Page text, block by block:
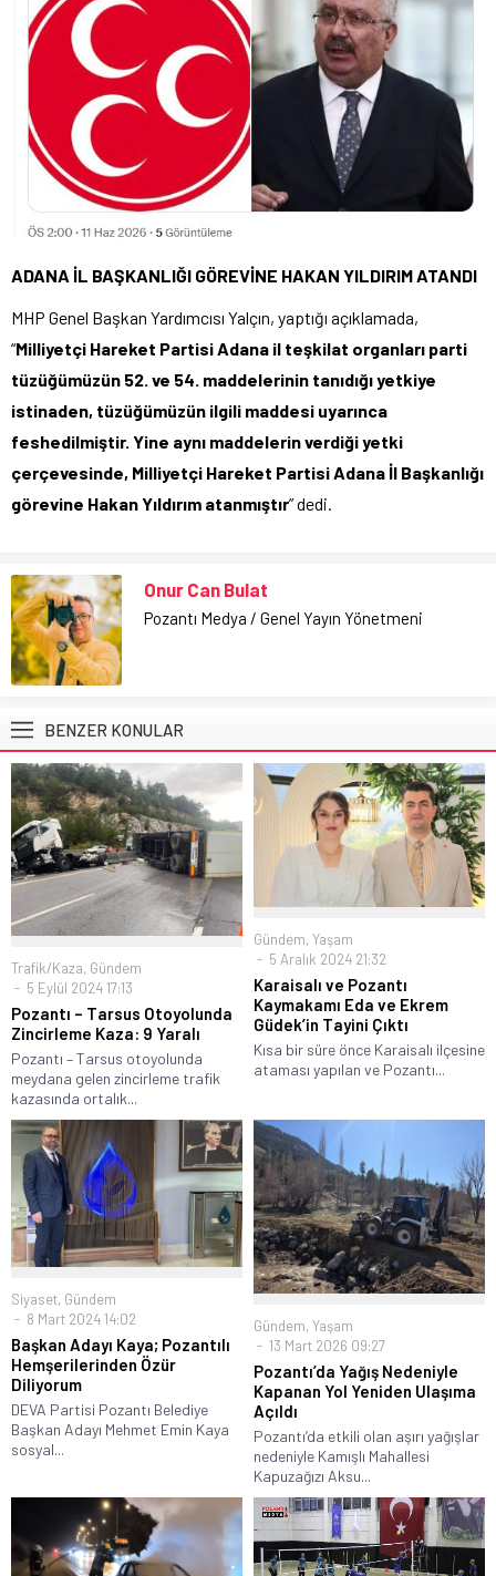
ADANA İL BAŞKANLIĞI GÖREVİNE HAKAN YILDIRIM ATANDI
MHP Genel Başkan Yardımcısı Yalçın, yaptığı açıklamada,
“Milliyetçi Hareket Partisi Adana il teşkilat organları parti
tüzüğümüzün 52. ve 54. maddelerinin tanıdığı yetkiye
istinaden, tüzüğümüzün ilgili maddesi uyarınca
feshedilmiştir. Yine aynı maddelerin verdiği yetki
çerçevesinde, Milliyetçi Hareket Partisi Adana İl Başkanlığı
görevine Hakan Yıldırım atanmıştır” dedi.
Onur Can Bulat
Pozantı Medya / Genel Yayın Yönetmeni
BENZER KONULAR
Trafik/Kaza, Gündem
5 Eylül 2024 17:13
Pozantı – Tarsus Otoyolunda
Zincirleme Kaza: 9 Yaralı
Pozantı – Tarsus otoyolunda
meydana gelen zincirleme trafik
kazasında ortalık...
Gündem, Yaşam
5 Aralık 2024 21:32
Karaisalı ve Pozantı
Kaymakamı Eda ve Ekrem
Güdek’in Tayini Çıktı
Kısa bir süre önce Karaisalı ilçesine
ataması yapılan ve Pozantı...
Siyaset, Gündem
8 Mart 2024 14:02
Başkan Adayı Kaya; Pozantılı
Hemşerilerinden Özür
Diliyorum
DEVA Partisi Pozantı Belediye
Başkan Adayı Mehmet Emin Kaya
sosyal...
Gündem, Yaşam
13 Mart 2026 09:27
Pozantı’da Yağış Nedeniyle
Kapanan Yol Yeniden Ulaşıma
Açıldı
Pozantı’da etkili olan aşırı yağışlar
nedeniyle Kamışlı Mahallesi
Kapuzağızı Aksu...